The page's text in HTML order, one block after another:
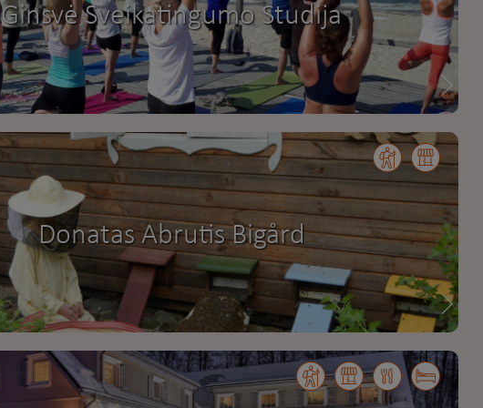
Ginsvė Sveikatingumo Studija
Donatas Abrutis Bigård